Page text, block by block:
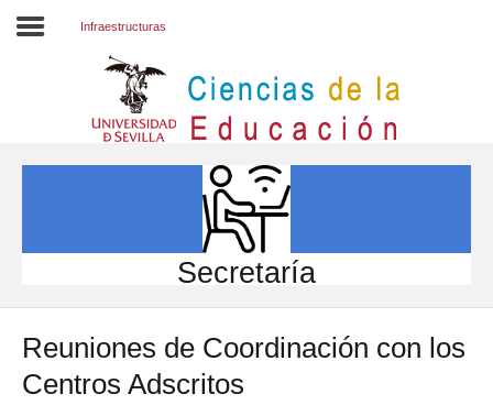
INVESTIGACIÓN
INTERNACIONAL
Directorio FCCE
Infraestructuras
Secretaría
Reuniones de Coordinación con los
Centros Adscritos